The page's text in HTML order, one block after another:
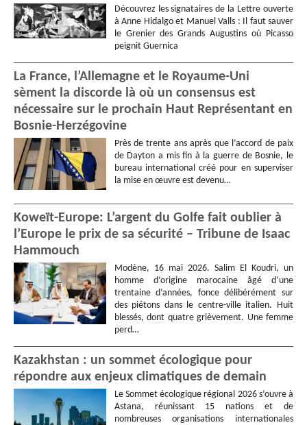
Découvrez les signataires de la Lettre ouverte
à Anne Hidalgo et Manuel Valls : Il faut sauver
le Grenier des Grands Augustins où Picasso
peignit Guernica
La France, l’Allemagne et le Royaume-Uni
sèment la discorde là où un consensus est
nécessaire sur le prochain Haut Représentant en
Bosnie-Herzégovine
Près de trente ans après que l’accord de paix
de Dayton a mis fin à la guerre de Bosnie, le
bureau international créé pour en superviser
la mise en œuvre est devenu…
Koweït-Europe: L’argent du Golfe fait oublier à
l’Europe le prix de sa sécurité – Tribune de Isaac
Hammouch
Modène, 16 mai 2026. Salim El Koudri, un
homme d’origine marocaine âgé d’une
trentaine d’années, fonce délibérément sur
des piétons dans le centre-ville italien. Huit
blessés, dont quatre grièvement. Une femme
perd…
Kazakhstan : un sommet écologique pour
répondre aux enjeux climatiques de demain
Le Sommet écologique régional 2026 s’ouvre à
Astana, réunissant 15 nations et de
nombreuses organisations internationales